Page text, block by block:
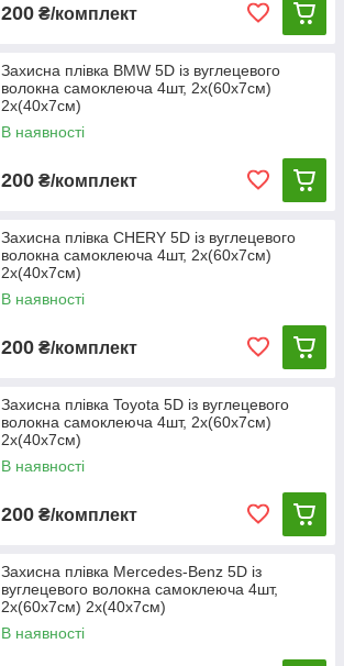
200 ₴/комплект
Захисна плівка BMW 5D із вуглецевого
волокна самоклеюча 4шт, 2х(60х7см)
2х(40х7см)
В наявності
200 ₴/комплект
Захисна плівка CHERY 5D із вуглецевого
волокна самоклеюча 4шт, 2х(60х7см)
2х(40х7см)
В наявності
200 ₴/комплект
Захисна плівка Toyota 5D із вуглецевого
волокна самоклеюча 4шт, 2х(60х7см)
2х(40х7см)
В наявності
200 ₴/комплект
Захисна плівка Mercedes-Benz 5D із
вуглецевого волокна самоклеюча 4шт,
2х(60х7см) 2х(40х7см)
В наявності